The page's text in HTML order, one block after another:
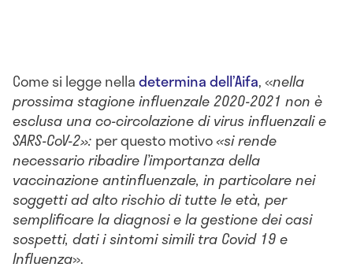
Come si legge nelladetermina dell’Aifa, «nella
prossima stagione influenzale 2020-2021 non è
esclusa una co-circolazione di virus influenzali e
SARS-CoV-2»: per questo motivo«si rende
necessario ribadire l’importanza della
vaccinazione antinfluenzale, in particolare nei
soggetti ad alto rischio di tutte le età, per
semplificare la diagnosi e la gestione dei casi
sospetti, dati i sintomi simili tra Covid 19 e
Influenza».